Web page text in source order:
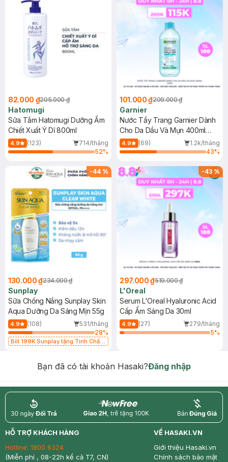
82.000 ₫205.000 ₫
Hatomugi
Sữa Tắm Hatomugi Dưỡng Ẩm
Chiết Xuất Ý Dĩ 800ml
4.9 (123)
714/tháng
52%
101.000 ₫209.000 ₫
Garnier
Nước Tẩy Trang Garnier Dành
Cho Da Dầu Và Mụn 400ml
(Mới)
4.9 (69)
1.2k/tháng
43%
-44 %
130.000 ₫234.000 ₫
Sunplay
Sữa Chống Nắng Sunplay Skin
Aqua Dưỡng Da Sáng Mịn 55g
4.9 (108)
531/tháng
28%
Bill 199K Sunplay tặng Tinh Chất
-43%
297.000 ₫519.000 ₫
L'Oreal
Serum L'Oreal Hyaluronic Acid
Cấp Ẩm Sáng Da 30ml
4.9 (27)
279/tháng
5%
Bạn đã có tài khoản Hasaki?Đăng nhập
return nowfree price
HỖ TRỢ KHÁCH HÀNG
Hotline: 1800 6324
(Miễn phí , 08-22h kể cả T7, CN)
VỀ HASAKI.VN
Giới thiệu Hasaki.vn
Chính sách bảo mật